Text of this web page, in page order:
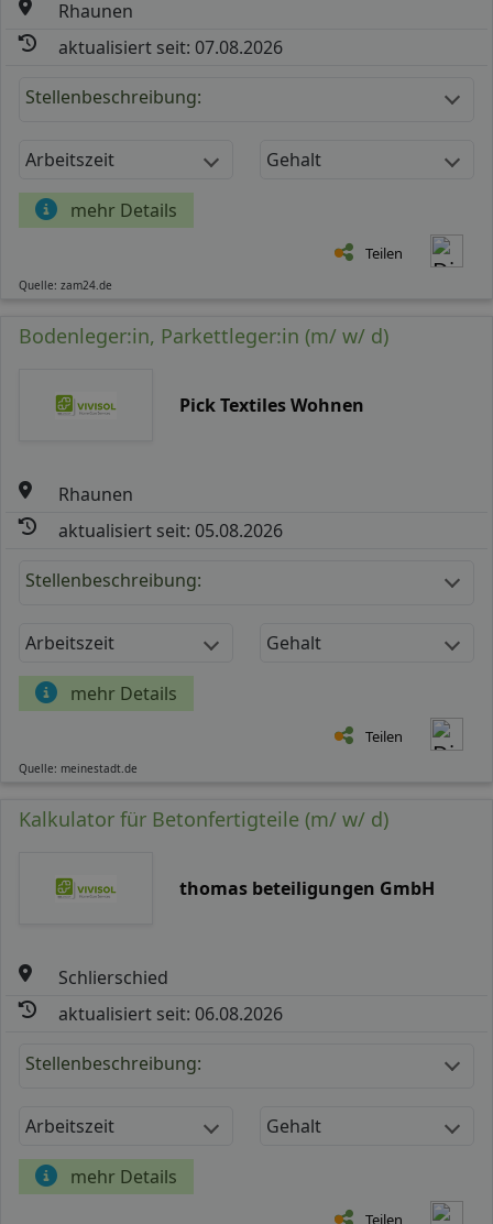
Rhaunen
aktualisiert seit: 07.08.2026
Stellenbeschreibung:
Arbeitszeit Gehalt
mehr Details
Teilen
Quelle: zam24.de
Bodenleger:in, Parkettleger:in (m/ w/ d)
Pick Textiles Wohnen
Rhaunen
aktualisiert seit: 05.08.2026
Stellenbeschreibung:
Arbeitszeit Gehalt
mehr Details
Teilen
Quelle: meinestadt.de
Kalkulator für Betonfertigteile (m/ w/ d)
thomas beteiligungen GmbH
Schlierschied
aktualisiert seit: 06.08.2026
Stellenbeschreibung:
Arbeitszeit Gehalt
mehr Details
Teilen